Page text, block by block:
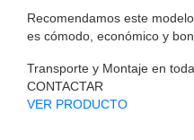
Recomendamos este
es cómodo, económico y
Transporte y Montaje en
CONTACTAR
VER PRODUCTO